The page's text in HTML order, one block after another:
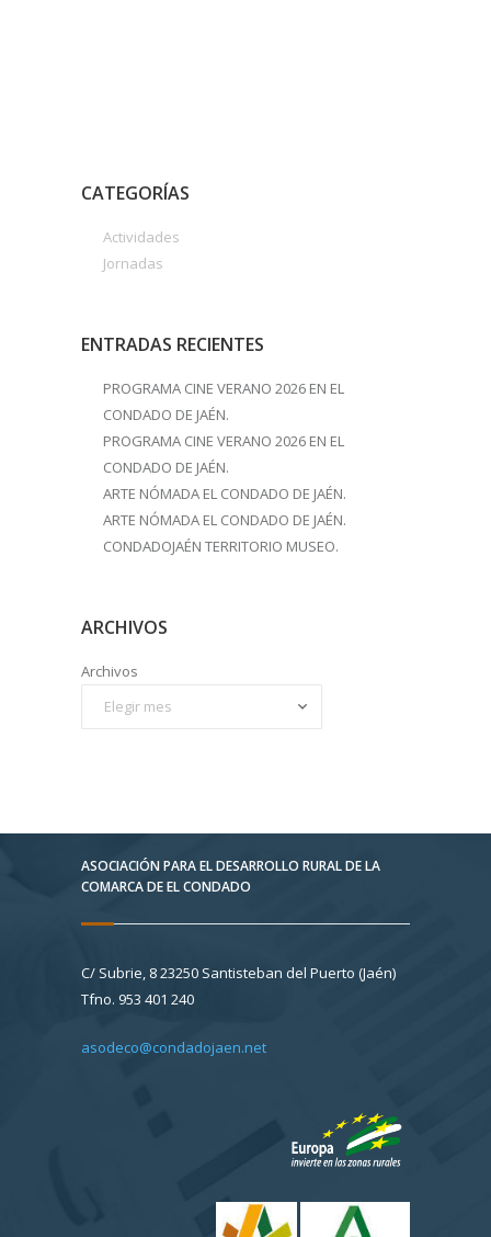
CATEGORÍAS
Actividades
Jornadas
ENTRADAS RECIENTES
PROGRAMA CINE VERANO 2026 EN EL
CONDADO DE JAÉN.
PROGRAMA CINE VERANO 2026 EN EL
CONDADO DE JAÉN.
ARTE NÓMADA EL CONDADO DE JAÉN.
ARTE NÓMADA EL CONDADO DE JAÉN.
CONDADOJAÉN TERRITORIO MUSEO.
ARCHIVOS
Archivos
ASOCIACIÓN PARA EL DESARROLLO RURAL DE LA
COMARCA DE EL CONDADO
C/ Subrie, 8 23250 Santisteban del Puerto (Jaén)
Tfno. 953 401 240
asodeco@condadojaen.net